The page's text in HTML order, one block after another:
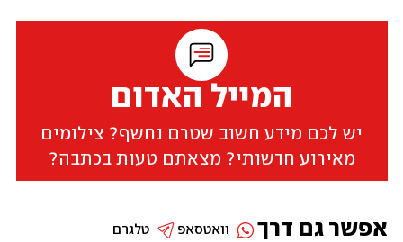
המייל האדום
יש לכם מידע חשוב שטרם נחשף? צילומים
מאירוע חדשותי? מצאתם טעות בכתבה?
אפשר גם דרך טלגרם וואטסאפ